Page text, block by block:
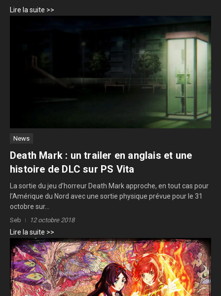
Lire la suite >>
News
Death Mark : un trailer en anglais et une
histoire de DLC sur PS Vita
La sortie du jeu d’horreur Death Mark approche, en tout cas pour
l’Amérique du Nord avec une sortie physique prévue pour le 31
octobre sur...
Seb 12 octobre 2018
Lire la suite >>